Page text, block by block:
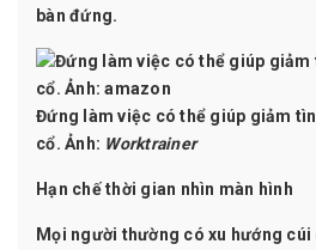
bàn đứng.
Đứng làm việc có thể giúp giảm
cổ. Ảnh: Worktrainer
Hạn chế thời gian nhìn màn hình
Mọi người thường có xu hướng